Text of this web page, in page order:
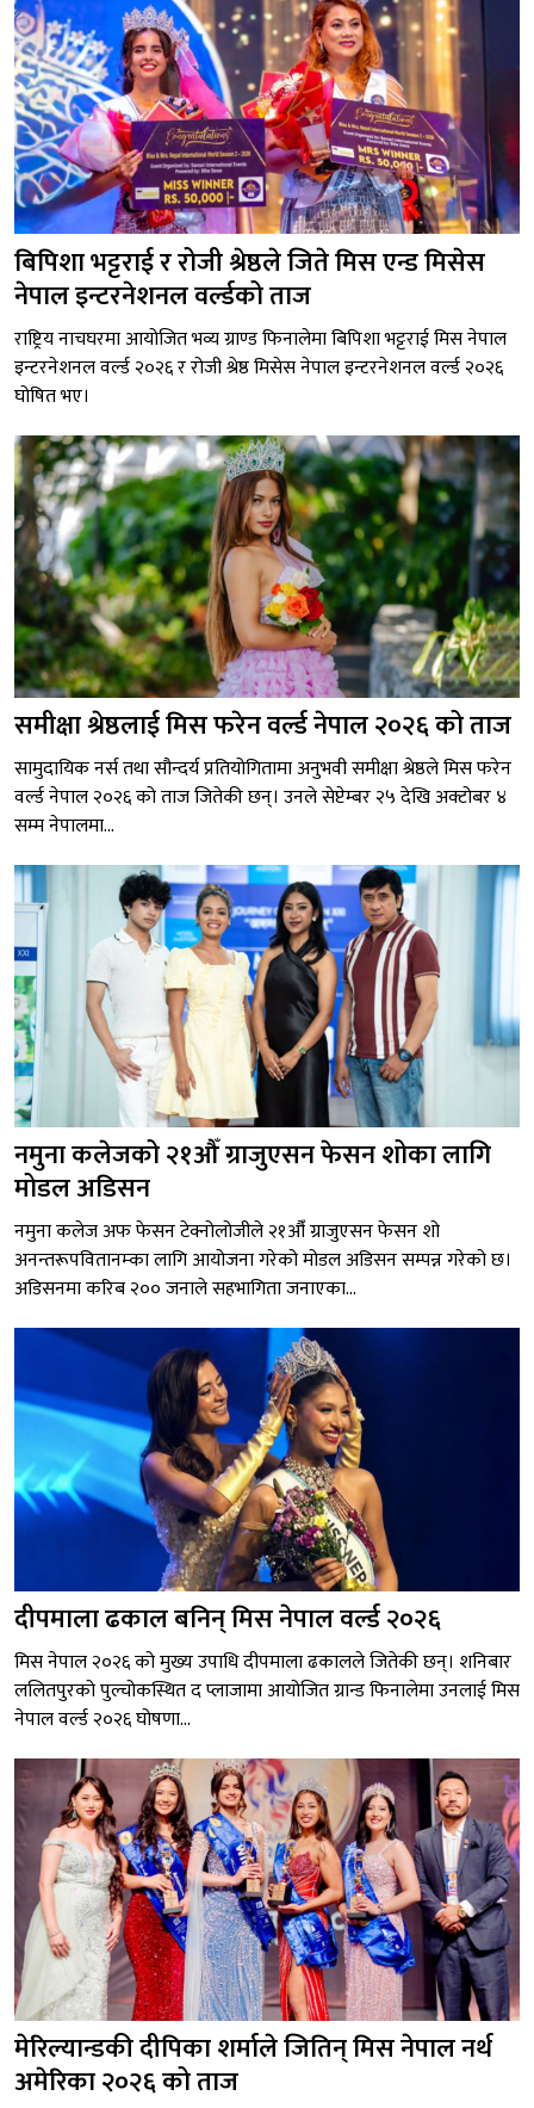
बिपिशा भट्टराई र रोजी श्रेष्ठले जिते मिस एन्ड मिसेस
नेपाल इन्टरनेशनल वर्ल्डको ताज
राष्ट्रिय नाचघरमा आयोजित भव्य ग्राण्ड फिनालेमा बिपिशा भट्टराई मिस नेपाल
इन्टरनेशनल वर्ल्ड २०२६ र रोजी श्रेष्ठ मिसेस नेपाल इन्टरनेशनल वर्ल्ड २०२६
घोषित भए।
समीक्षा श्रेष्ठलाई मिस फरेन वर्ल्ड नेपाल २०२६ को ताज
सामुदायिक नर्स तथा सौन्दर्य प्रतियोगितामा अनुभवी समीक्षा श्रेष्ठले मिस फरेन
वर्ल्ड नेपाल २०२६ को ताज जितेकी छन्। उनले सेप्टेम्बर २५ देखि अक्टोबर ४
सम्म नेपालमा...
नमुना कलेजको २१औँ ग्राजुएसन फेसन शोका लागि
मोडल अडिसन
नमुना कलेज अफ फेसन टेक्नोलोजीले २१औँ ग्राजुएसन फेसन शो
अनन्तरूपवितानम्का लागि आयोजना गरेको मोडल अडिसन सम्पन्न गरेको छ।
अडिसनमा करिब २०० जनाले सहभागिता जनाएका...
दीपमाला ढकाल बनिन् मिस नेपाल वर्ल्ड २०२६
मिस नेपाल २०२६ को मुख्य उपाधि दीपमाला ढकालले जितेकी छन्। शनिबार
ललितपुरको पुल्चोकस्थित द प्लाजामा आयोजित ग्रान्ड फिनालेमा उनलाई मिस
नेपाल वर्ल्ड २०२६ घोषणा...
मेरिल्यान्डकी दीपिका शर्माले जितिन् मिस नेपाल नर्थ
अमेरिका २०२६ को ताज